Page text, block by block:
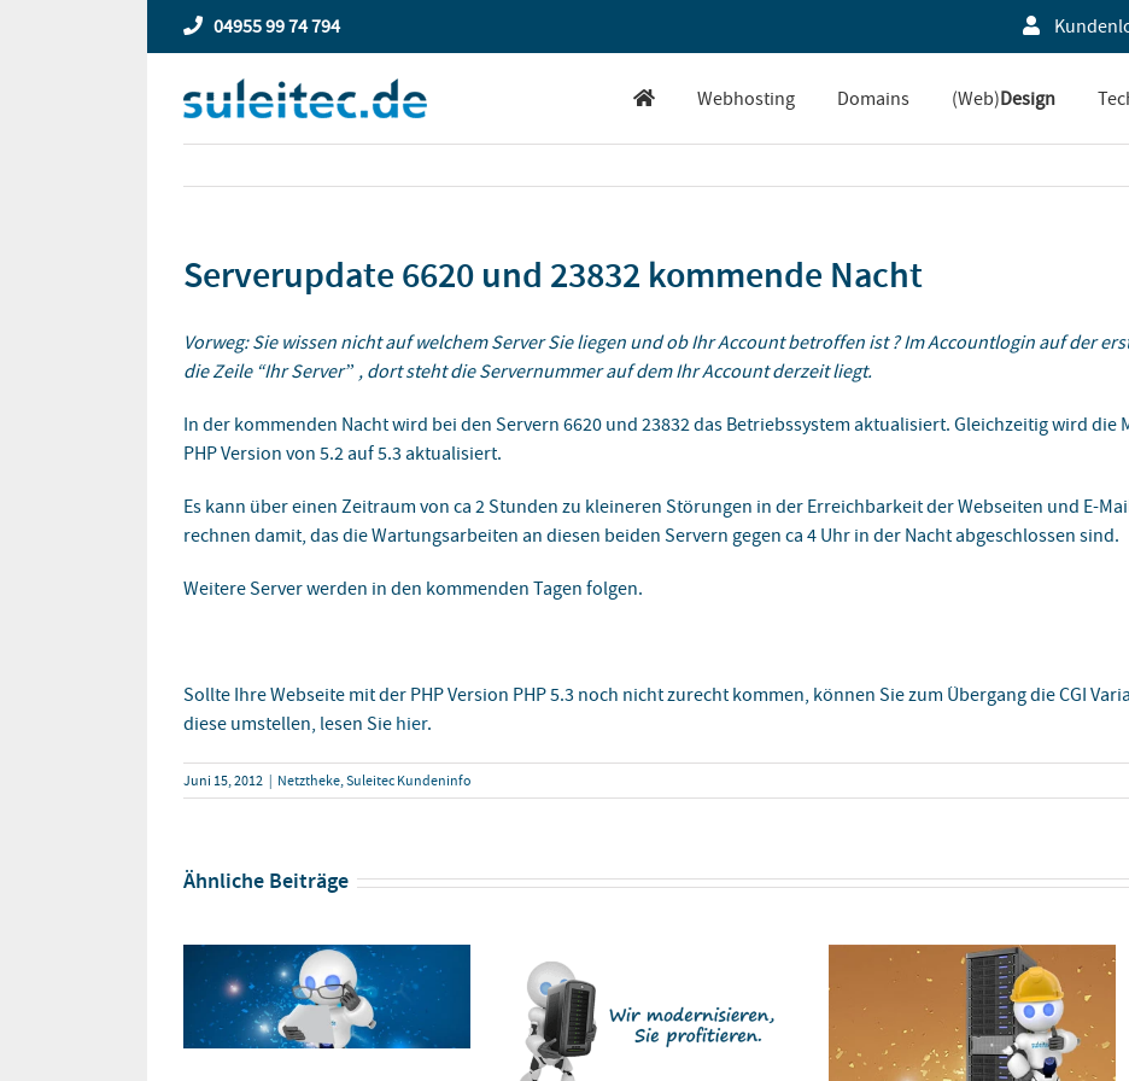
04955 99 74 794
Webhosting Domains (Web)Design
Serverupdate 6620 und 23832 kommende Nacht
Vorweg: Sie wissen nicht auf welchem Server Sie liegen und ob Ihr Account betroffen ist ? Im Accountlogin auf der
die Zeile “Ihr Server” , dort steht die Servernummer auf dem Ihr Account derzeit liegt.
In der kommenden Nacht wird bei den Servern 6620 und 23832 das Betriebssystem aktualisiert. Gleichzeitig wird die
PHP Version von 5.2 auf 5.3 aktualisiert.
Es kann über einen Zeitraum von ca 2 Stunden zu kleineren Störungen in der Erreichbarkeit der Webseiten und E-
rechnen damit, das die Wartungsarbeiten an diesen beiden Servern gegen ca 4 Uhr in der Nacht abgeschlossen sind.
Weitere Server werden in den kommenden Tagen folgen.
Sollte Ihre Webseite mit der PHP Version PHP 5.3 noch nicht zurecht kommen, können Sie zum Übergang die CGI
diese umstellen, lesen Sie hier.
Juni 15, 2012 | Netztheke,Suleitec Kundeninfo
Ähnliche Beiträge